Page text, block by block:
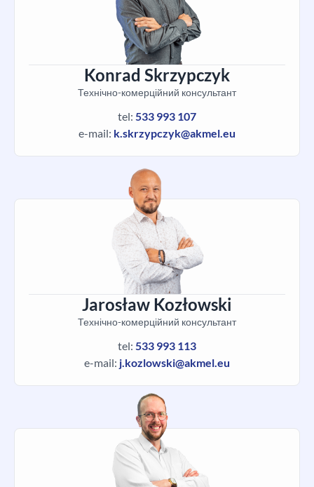
Konrad Skrzypczyk
Технічно-комерційний консультант
tel: 533 993 107
e-mail: k.skrzypczyk@akmel.eu
Jarosław Kozłowski
Технічно-комерційний консультант
tel: 533 993 113
e-mail: j.kozlowski@akmel.eu